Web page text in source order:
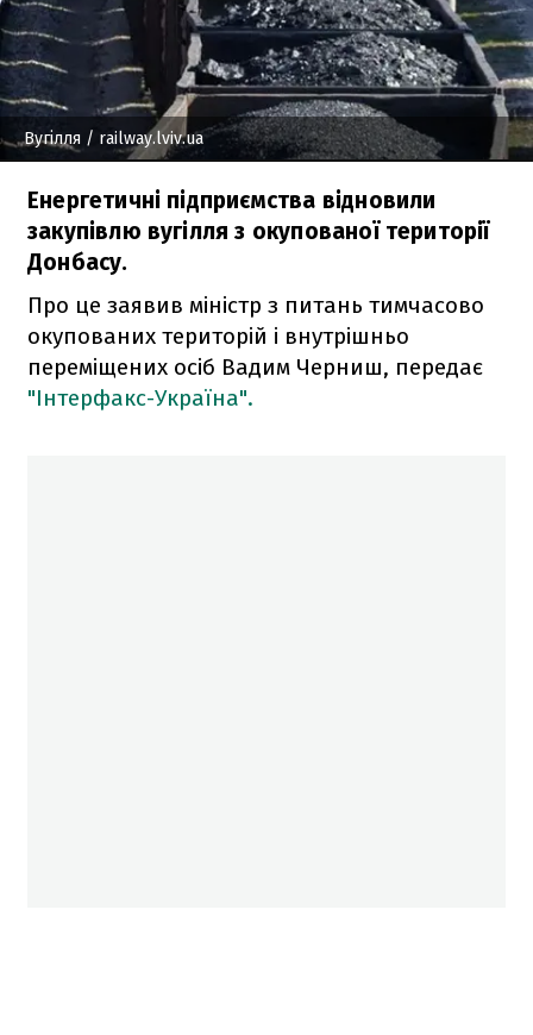
Вугілля / railway.lviv.ua
Енергетичні підприємства відновили
закупівлю вугілля з окупованої території
Донбасу.
Про це заявив міністр з питань тимчасово
окупованих територій і внутрішньо
переміщених осіб Вадим Черниш, передає
"Інтерфакс-Україна".